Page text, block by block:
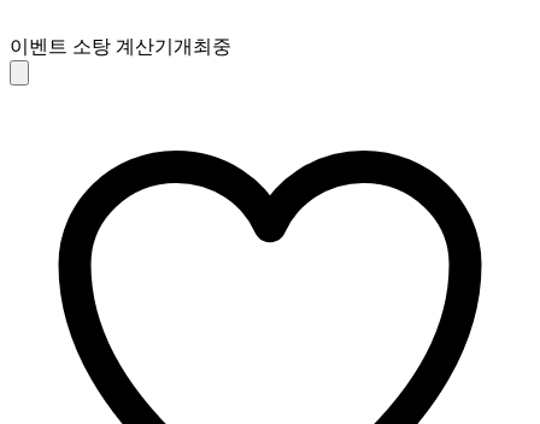
이벤트 소탕 계산기 개최중